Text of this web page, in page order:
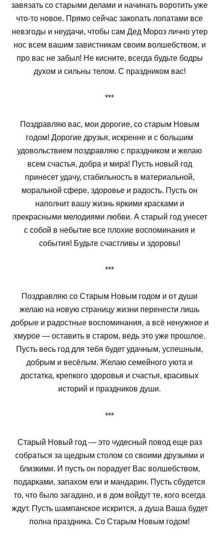
завязать со старыми делами и начинать воротить уже
что-то новое. Прямо сейчас закопать лопатами все
невзгоды и неудачи, чтобы сам Дед Мороз лично утер
нос всем вашим завистникам своим волшебством, и
про вас не забыл! Не кисните, всегда будьте бодры
духом и сильны телом. С праздником вас!
***
Поздравляю вас, мои дорогие, со старым Новым
годом! Дорогие друзья, искренне и с большим
удовольствием поздравляю с праздником и желаю
всем счастья, добра и мира! Пусть новый год
принесет удачу, стабильность в материальной,
моральной сфере, здоровье и радость. Пусть он
наполнит вашу жизнь яркими красками и
прекрасными мелодиями любви. А старый год унесет
с собой в небытие все плохие воспоминания и
события! Будьте счастливы и здоровы!
***
Поздравляю со Старым Новым годом и от души
желаю на новую страницу жизни перенести лишь
добрые и радостные воспоминания, а всё ненужное и
хмурое — оставить в старом, ведь это уже прошлое.
Пусть весь год для тебя будет удачным, успешным,
добрым и весёлым. Желаю семейного уюта и
достатка, крепкого здоровья и счастья, красивых
историй и праздников души.
***
Старый Новый год — это чудесный повод еще раз
собраться за щедрым столом со своими друзьями и
близкими. И пусть он порадует Вас волшебством,
подарками, запахом ели и мандарин. Пусть сбудется
то, что было загадано, и в дом войдут те, кого всегда
ждут. Пусть шампанское искрится, а душа Ваша будет
полна праздника. Со Старым Новым годом!